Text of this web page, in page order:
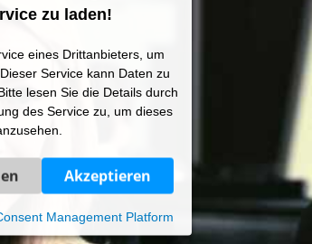
zu laden!
eines Drittanbieters, um
Service kann Daten zu
lesen Sie die Details durch
des Service zu, um dieses
Akzeptieren
Management Platform